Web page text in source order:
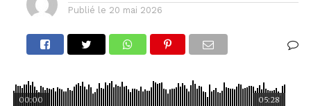
Publié le 20 mai 2026
05:28
00:00